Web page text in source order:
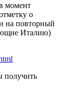
момент
о
на повторный
Италию)
получить